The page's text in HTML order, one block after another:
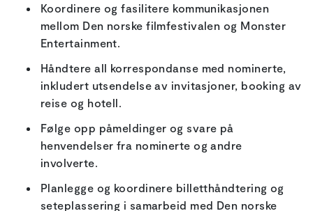
Koordinere og fasilitere kommunikasjonen
mellom Den norske filmfestivalen og Monster
Entertainment.
Håndtere all korrespondanse med nominerte,
inkludert utsendelse av invitasjoner, booking av
reise og hotell.
Følge opp påmeldinger og svare på
henvendelser fra nominerte og andre
involverte.
Planlegge og koordinere billetthåndtering og
seteplassering i samarbeid med Den norske